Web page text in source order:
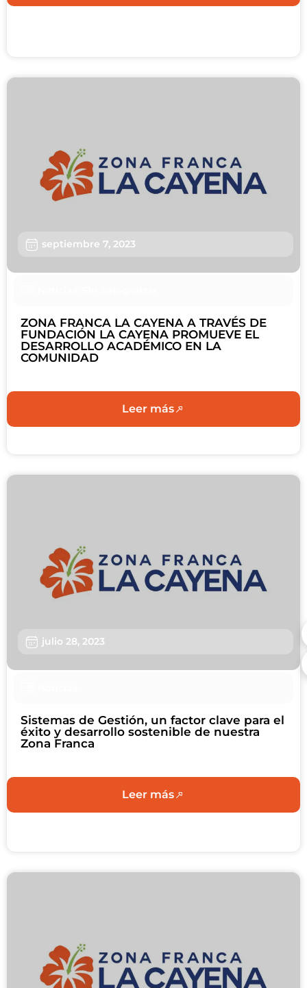
septiembre 7, 2023
ZONA FRANCA LA CAYENA A TRAVÉS DE
FUNDACIÓN LA CAYENA PROMUEVE EL
DESARROLLO ACADÉMICO EN LA
COMUNIDAD
Leer más
julio 28, 2023
Sistemas de Gestión, un factor clave para el
éxito y desarrollo sostenible de nuestra
Zona Franca
Leer más